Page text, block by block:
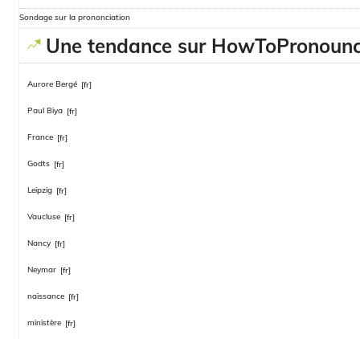
Sondage sur la prononciation
Une tendance sur
Aurore Bergé [fr]
Paul Biya [fr]
France [fr]
Godts [fr]
Leipzig [fr]
Vaucluse [fr]
Nancy [fr]
Neymar [fr]
naissance [fr]
ministère [fr]